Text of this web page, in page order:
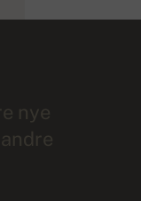
nye